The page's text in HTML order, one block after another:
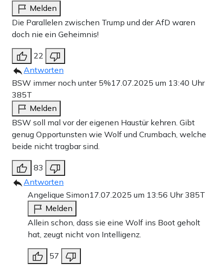
Melden
Die Parallelen zwischen Trump und der AfD waren
doch nie ein Geheimnis!
22
Antworten
BSW immer noch unter 5%17.07.2025 um 13:40 Uhr
385T
Melden
BSW soll mal vor der eigenen Haustür kehren. Gibt
genug Opportunsten wie Wolf und Crumbach, welche
beide nicht tragbar sind.
83
Antworten
Angelique Simon17.07.2025 um 13:56 Uhr385T
Melden
Allein schon, dass sie eine Wolf ins Boot geholt
hat, zeugt nicht von Intelligenz.
57